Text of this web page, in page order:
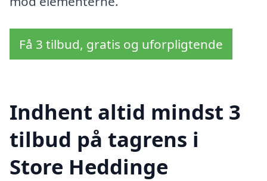
Få 3 tilbud, gratis og uforpligtende
Indhent altid mindst 3
tilbud på tagrens i
Store Heddinge